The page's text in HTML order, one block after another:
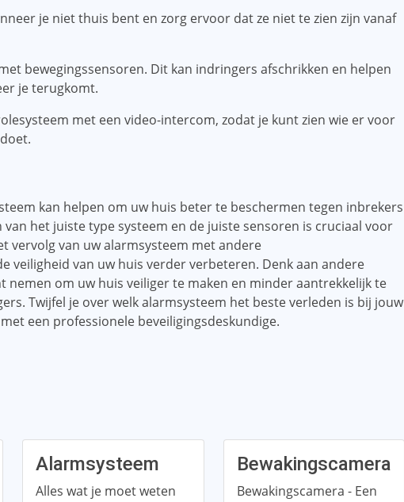
je niet thuis bent en zorg ervoor dat ze niet te zien zijn vanaf
bewegingssensoren. Dit kan indringers afschrikken en helpen
je terugkomt.
met een video-intercom, zodat je kunt zien wie er voor
kan helpen om uw huis beter te beschermen tegen inbrekers
van het juiste type systeem en de juiste sensoren is cruciaal voor
vervolg van uw alarmsysteem met andere
veiligheid van uw huis verder verbeteren. Denk aan andere
nemen om uw huis veiliger te maken en minder aantrekkelijk te
Twijfel je over welk alarmsysteem het beste verleden is bij jouw
een professionele beveiligingsdeskundige.
Alarmsysteem
Alles wat je moet weten
Bewakingscamera
Bewakingscamera - Een